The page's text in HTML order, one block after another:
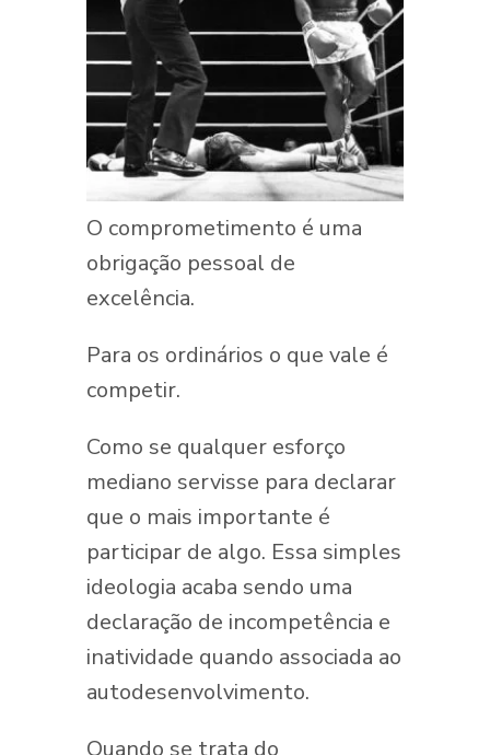
O comprometimento é uma
obrigação pessoal de
excelência.
Para os ordinários o que vale é
competir.
Como se qualquer esforço
mediano servisse para declarar
que o mais importante é
participar de algo. Essa simples
ideologia acaba sendo uma
declaração de incompetência e
inatividade quando associada ao
autodesenvolvimento.
Quando se trata do